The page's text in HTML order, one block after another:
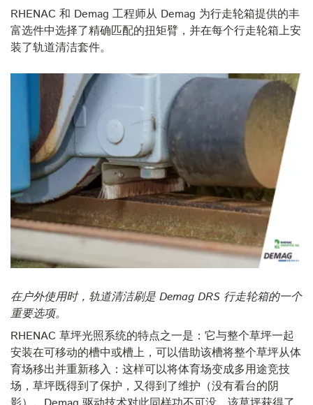
RHENAC 和 Demag 工程师从 Demag 为行走轮箱提供的丰
富选件中选择了精确匹配的扭矩臂，并在每个行走轮箱上安
装了轨道清洁套件。
在户外使用时，轨道清洁刷是 Demag DRS 行走轮箱的一个
重要选项。
RHENAC 草坪光照系统的特点之一是：它与整个草坪一起
安装在可移动的槽中或槽上，可以借助该槽将整个草坪从体
育场移出并重新移入：这样可以将体育场变成多用途竞技
场，草坪既得到了保护，又得到了维护（没有看台的阴